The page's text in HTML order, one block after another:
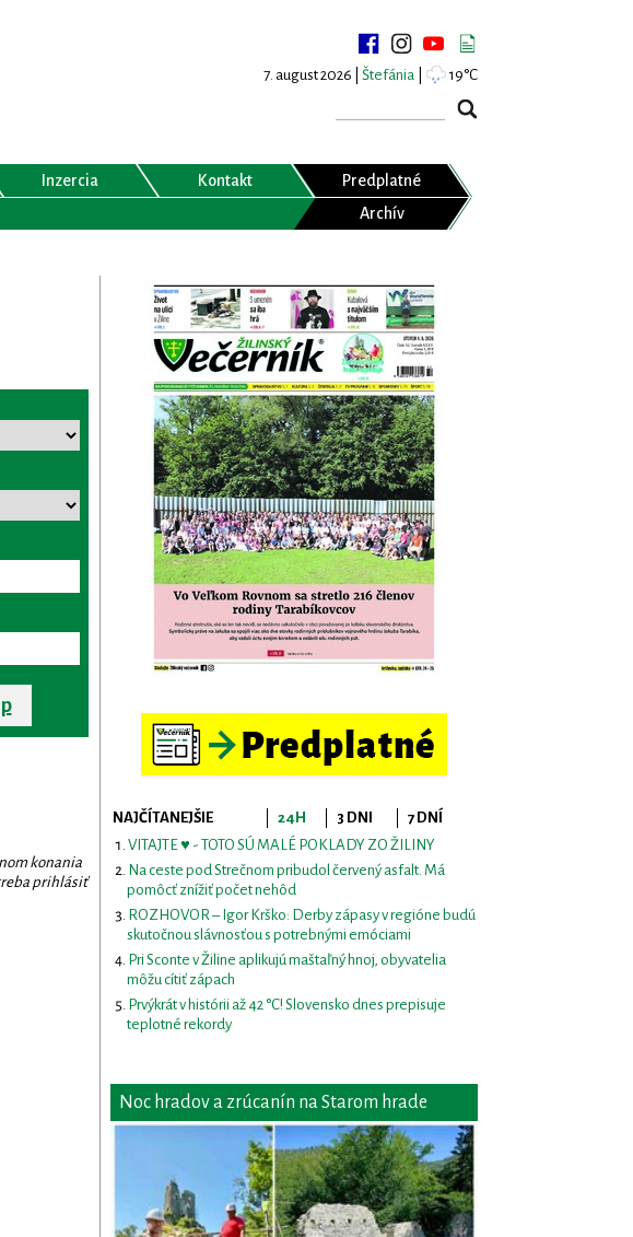
7. august 2026 | Štefánia 19°C
Inzercia Kontakt
Predplatné
Archív
konania
prihlásiť
NAJČÍTANEJŠIE 24H 3 DNI
7 DNÍ
VITAJTE ♥ - TOTO SÚ MALÉ POKLADY ZO ŽILINY
Na ceste pod Strečnom pribudol červený asfalt. Má
pomôcť znížiť počet nehôd
ROZHOVOR – Igor Krško: Derby zápasy v regióne budú
skutočnou slávnosťou s potrebnými emóciami
Pri Sconte v Žiline aplikujú maštaľný hnoj, obyvatelia
môžu cítiť zápach
Prvýkrát v histórii až 42 °C! Slovensko dnes prepisuje
teplotné rekordy
Noc hradov a zrúcanín na Starom hrade